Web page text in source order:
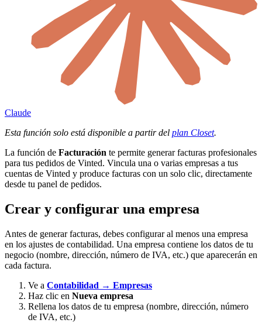
Claude
Esta función solo está disponible a partir del plan Closet.
La función de Facturación te permite generar facturas profesionales
para tus pedidos de Vinted. Vincula una o varias empresas a tus
cuentas de Vinted y produce facturas con un solo clic, directamente
desde tu panel de pedidos.
Crear y configurar una empresa
Antes de generar facturas, debes configurar al menos una empresa
en los ajustes de contabilidad. Una empresa contiene los datos de tu
negocio (nombre, dirección, número de IVA, etc.) que aparecerán en
cada factura.
Ve a Contabilidad → Empresas
Haz clic en Nueva empresa
Rellena los datos de tu empresa (nombre, dirección, número
de IVA, etc.)